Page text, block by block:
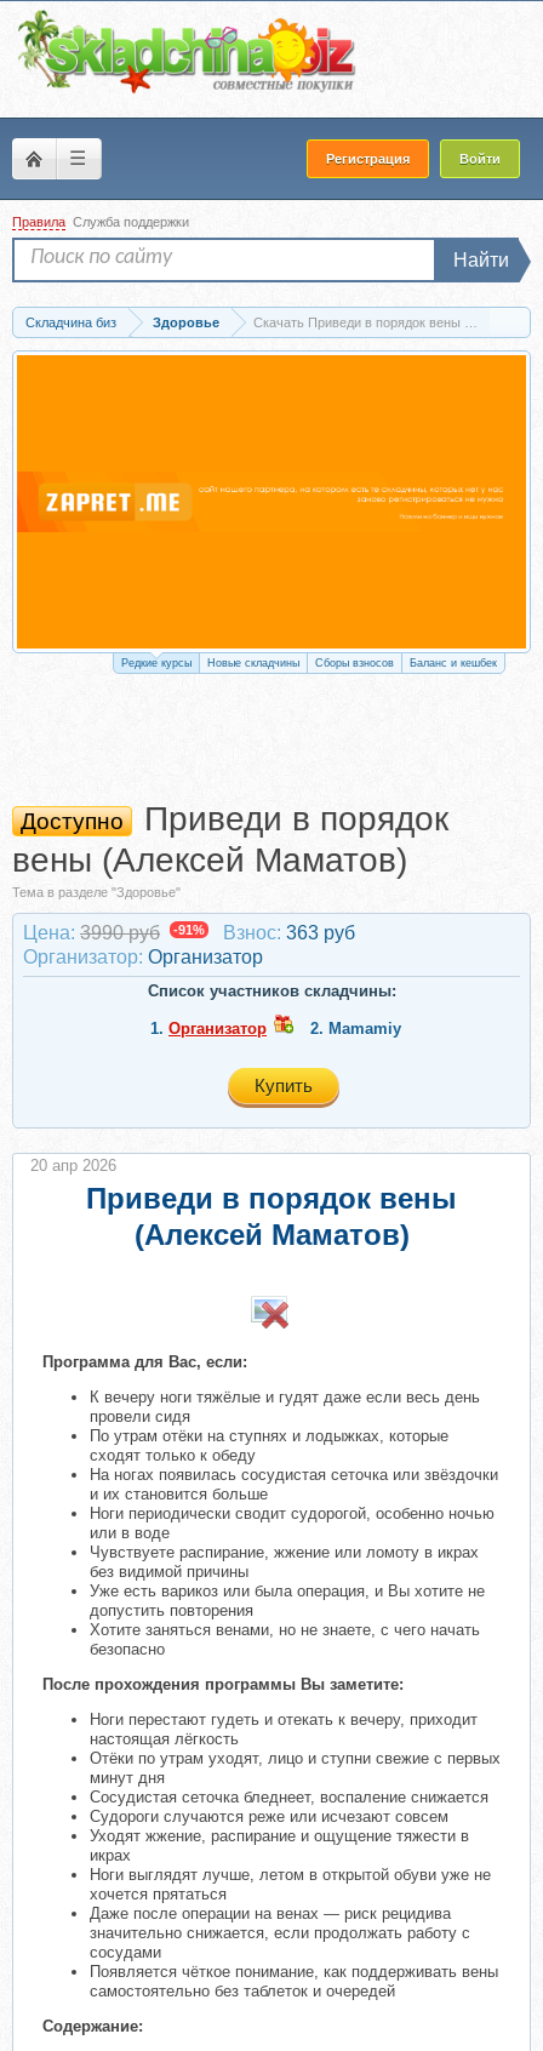
☰ Регистрация Войти
Правила Служба поддержки
Найти
Складчина биз Здоровье Скачать Приведи в порядок вены (Алексей
Редкие курсы Новые складчины Сборы взносов Баланс и кешбек
Доступно
Приведи в порядок
вены (Алексей Маматов)
Тема в разделе "Здоровье"
Цена: 3990 руб -91% Взнос: 363 руб
Организатор: Организатор
Список участников складчины:
1. Организатор 2. Mamamiy
Купить
Приведи в порядок вены
(Алексей Маматов)
Программа для Вас, если:
К вечеру ноги тяжёлые и гудят даже если весь день
провели сидя
По утрам отёки на ступнях и лодыжках, которые
сходят только к обеду
На ногах появилась сосудистая сеточка или звёздочки
и их становится больше
Ноги периодически сводит судорогой, особенно ночью
или в воде
Чувствуете распирание, жжение или ломоту в икрах
без видимой причины
Уже есть варикоз или была операция, и Вы хотите не
допустить повторения
Хотите заняться венами, но не знаете, с чего начать
безопасно
После прохождения программы Вы заметите:
Ноги перестают гудеть и отекать к вечеру, приходит
настоящая лёгкость
Отёки по утрам уходят, лицо и ступни свежие с первых
минут дня
Сосудистая сеточка бледнеет, воспаление снижается
Судороги случаются реже или исчезают совсем
Уходят жжение, распирание и ощущение тяжести в
икрах
Ноги выглядят лучше, летом в открытой обуви уже не
хочется прятаться
Даже после операции на венах — риск рецидива
значительно снижается, если продолжать работу с
сосудами
Появляется чёткое понимание, как поддерживать вены
самостоятельно без таблеток и очередей
Содержание:
20 апр 2026